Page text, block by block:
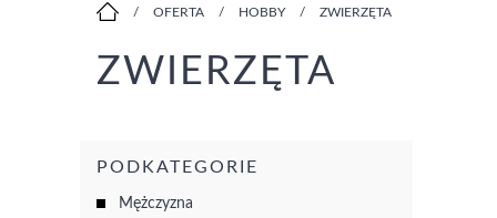
/ OFERTA / HOBBY / ZWIERZĘTA
ZWIERZĘTA
PODKATEGORIE
Mężczyzna